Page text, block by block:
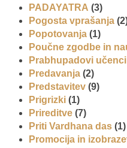
PADAYATRA (3)
Pogosta vprašanja
Popotovanja (1)
Poučne zgodbe in
Prabhupadovi
Predavanja (2)
Predstavitev (9)
Prigrizki (1)
Prireditve (7)
Priti Vardhana das (1)
Promocija in